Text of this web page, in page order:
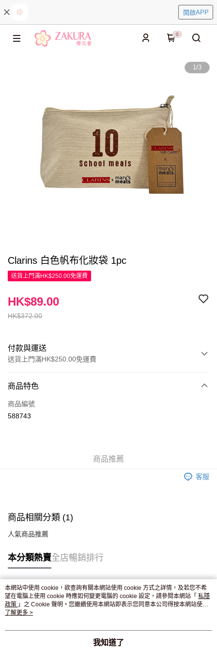
開啟APP
0
1/3
Clarins 白色帆布化妝袋 1pc
送貨上門滿HK$250.00免運費
HK$372.00
HK$89.00
付款與運送
送貨上門滿HK$250.00免運費
信用卡
Apple Pay
付款後門市自取，訂單確認後2-4個工作天到店，7天內取。逾期後
商品特色
商品編號
588743
商品推薦
客服
商品相關分類 (1)
人氣商品推薦
本分類熱賣全店暢銷排行
熱門標籤
熱銷排行
本網站中使用 cookie，欲查詢有關本網站使用 cookie 方式之詳情，及若您不希
望在電腦上使用 cookie 時應如何變更電腦的 cookie 設定，請參閱本網站「 私隱
政策 」之 Cookie 聲明。您繼續使用本網站即表示您同意本公司得按本網站使用
條款之 Cookie 聲明使用 cookie。
了解更多 >
我知道了